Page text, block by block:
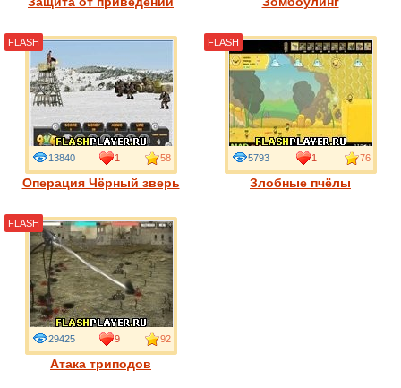
Операция Чёрный зверь
13840 1 58
FLASH
Злобные пчёлы
5793 1 76
FLASH
Атака триподов
29425 9 92
FLASH